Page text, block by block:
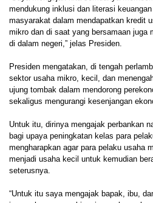
mendukung inklusi dan literasi
masyarakat dalam mendapatkan kredit
mikro dan di saat yang bersamaan juga
di dalam negeri,” jelas Presiden.
Presiden mengatakan, di tengah
sektor usaha mikro, kecil, dan
ujung tombak dalam mendorong
sekaligus mengurangi kesenjangan
Untuk itu, dirinya mengajak perbankan
bagi upaya peningkatan kelas para
mengharapkan agar para pelaku usaha
menjadi usaha kecil untuk kemudian
seterusnya.
“Untuk itu saya mengajak bapak, ibu,